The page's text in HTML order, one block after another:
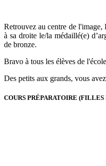
Retrouvez au centre de
à sa droite le/la médaillé(e)
de bronze.
Bravo à tous les élèves de
Des petits aux grands, vous
COURS PRÉPARATOIRE (FILLES